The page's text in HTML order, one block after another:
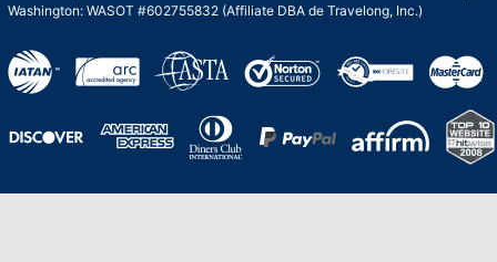
Washington: WASOT #602755832 (Affiliate DBA de Travelong, Inc.)